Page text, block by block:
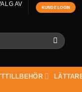
AV
KUNDE LOGIN